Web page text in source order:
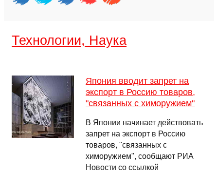
Технологии, Наука
Япония вводит запрет на
экспорт в Россию товаров,
"связанных с химоружием"
В Японии начинает действовать
запрет на экспорт в Россию
товаров, "связанных с
химоружием", сообщают РИА
Новости со ссылкой